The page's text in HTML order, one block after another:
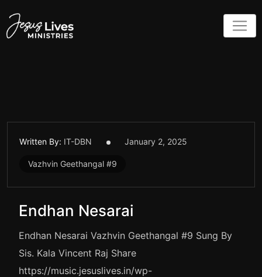
content
Written By: IT-DBN January 2, 2025
Vazhvin Geethangal #9
Endhan Nesarai
Endhan Nesarai Vazhvin Geethangal #9 Sung By
Sis. Kala Vincent Raj Share
https://music.jesuslives.in/wp-